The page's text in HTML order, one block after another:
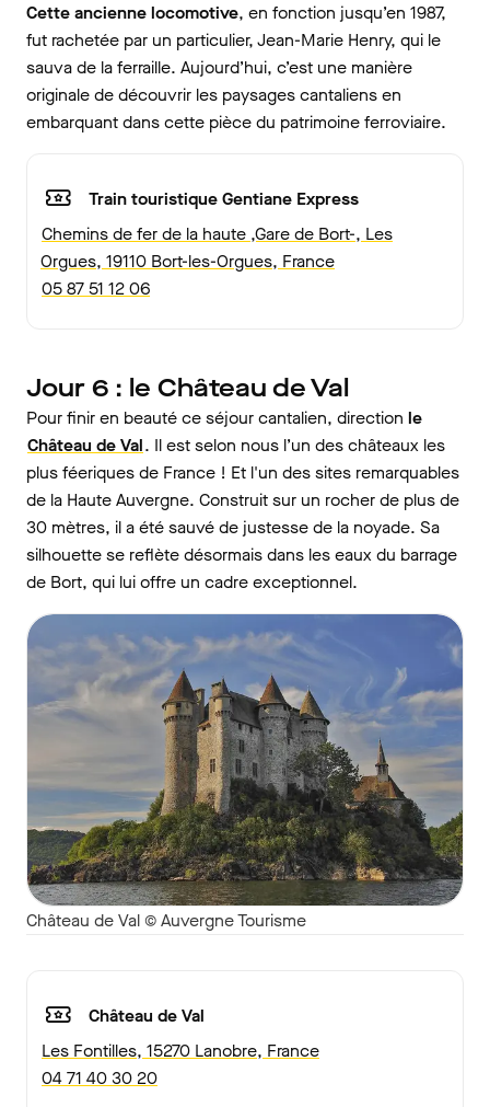
Cette ancienne locomotive, en fonction jusqu’en 1987,
fut rachetée par un particulier, Jean-Marie Henry, qui le
sauva de la ferraille. Aujourd’hui, c’est une manière
originale de découvrir les paysages cantaliens en
embarquant dans cette pièce du patrimoine ferroviaire.
Train touristique Gentiane Express
Chemins de fer de la haute ,Gare de Bort-, Les
Orgues, 19110 Bort-les-Orgues, France
05 87 51 12 06
Jour 6 : le Château de Val
Pour finir en beauté ce séjour cantalien, direction le
Château de Val. Il est selon nous l’un des châteaux les
plus féeriques de France ! Et l'un des sites remarquables
de la Haute Auvergne. Construit sur un rocher de plus de
30 mètres, il a été sauvé de justesse de la noyade. Sa
silhouette se reflète désormais dans les eaux du barrage
de Bort, qui lui offre un cadre exceptionnel.
Château de Val © Auvergne Tourisme
Château de Val
Les Fontilles, 15270 Lanobre, France
04 71 40 30 20